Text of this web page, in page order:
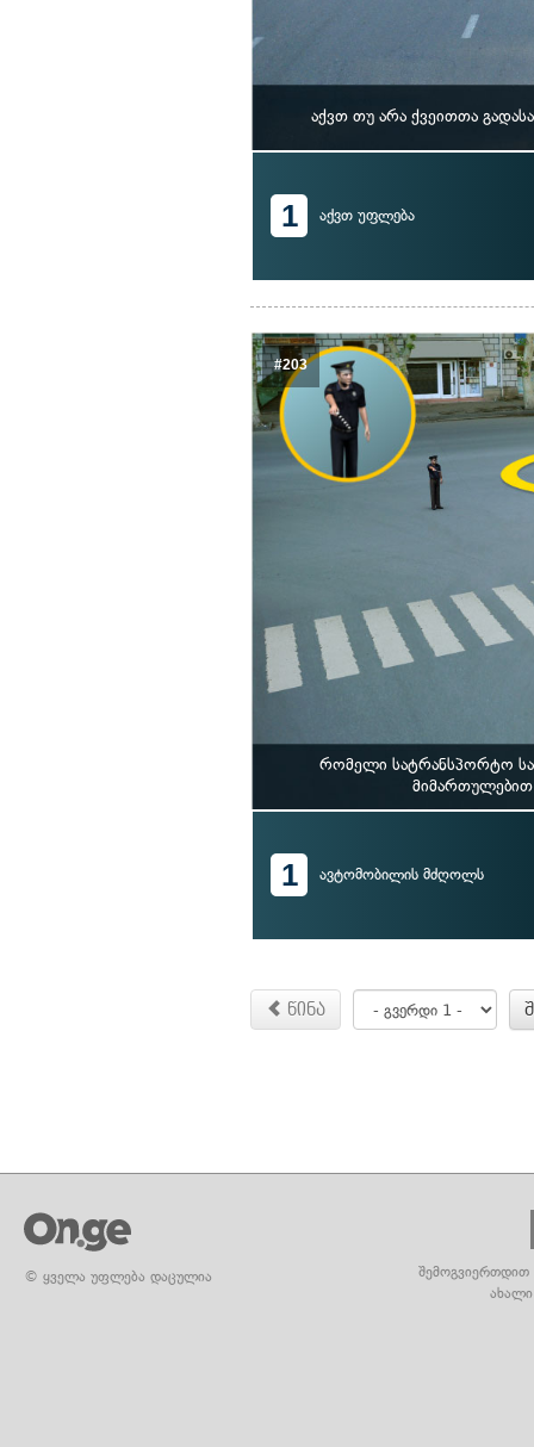
აქვთ თუ არა ქვეითთა
1 აქვთ უფლება
#203
რომელი სატრანსპორტო
მიმართულებით
1 ავტომობილის მძღოლს
წინა
© ყველა უფლება დაცულია
შემოგვიერთდით
ახალი